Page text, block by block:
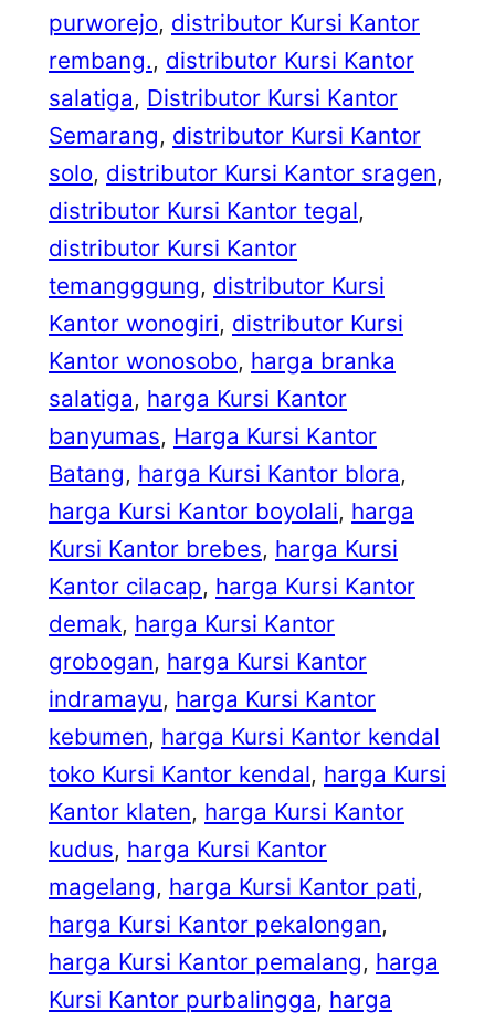
purworejo, distributor Kursi Kantor
rembang., distributor Kursi Kantor
salatiga, Distributor Kursi Kantor
Semarang, distributor Kursi Kantor
solo, distributor Kursi Kantor sragen
distributor Kursi Kantor tegal
distributor Kursi Kantor
temangggung, distributor Kursi
Kantor wonogiri, distributor Kursi
Kantor wonosobo, harga branka
salatiga, harga Kursi Kantor
banyumas, Harga Kursi Kantor
Batang, harga Kursi Kantor blora
harga Kursi Kantor boyolali, harga
Kursi Kantor brebes, harga Kursi
Kantor cilacap, harga Kursi Kantor
demak, harga Kursi Kantor
grobogan, harga Kursi Kantor
indramayu, harga Kursi Kantor
kebumen, harga Kursi Kantor kendal
toko Kursi Kantor kendal, harga Kursi
Kantor klaten, harga Kursi Kantor
kudus, harga Kursi Kantor
magelang, harga Kursi Kantor pati
harga Kursi Kantor pekalongan
harga Kursi Kantor pemalang, harga
Kursi Kantor purbalingga, harga